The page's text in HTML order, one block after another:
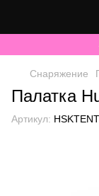
Снаряжение
Палатка
Артикул: